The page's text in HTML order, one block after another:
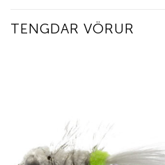
TENGDAR VÖRUR